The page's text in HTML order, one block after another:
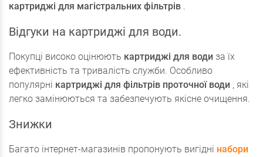
картриджі для магістральних фільтрів .
Відгуки на картриджі для води.
Покупці високо оцінюють картриджі для води за їх
ефективність та тривалість служби. Особливо
популярні картриджі для фільтрів проточної води , які
легко замінюються та забезпечують якісне очищення.
Знижки
Багато інтернет-магазинів пропонують вигідні набори